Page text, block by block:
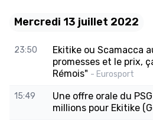
Mercredi 13 juillet 2022
23:50
Ekitike ou Scamacca
promesses et le prix,
Rémois" - Eurosport
15:49
Une offre orale du
millions pour Ekitike